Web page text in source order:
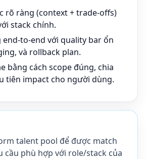
rõ ràng (context + trade-offs)
stack chính.
end-to-end với quality bar ổn
và rollback plan.
bằng cách scope đúng, chia
tiên impact cho người dùng.
talent pool để được match
cầu phù hợp với role/stack của